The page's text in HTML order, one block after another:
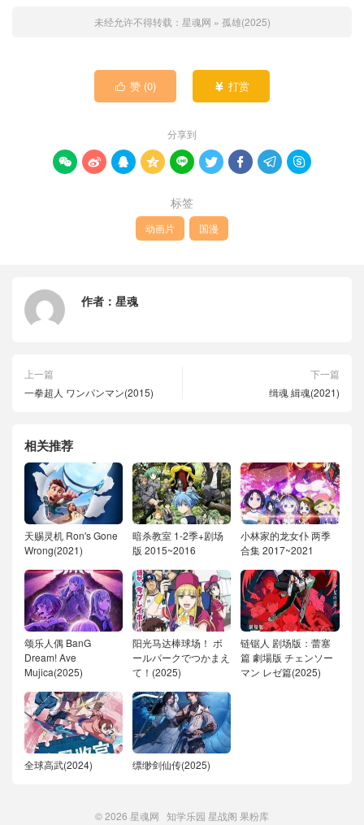
未经允许不得转载： 星魂网 » 孤雄(2025)
 赞 (0)  打赏
分享到
        
标签
动画片 国漫
作者： 星魂
上一篇
一拳超人 ワンパンマン(2015)
下一篇
缉魂 緝魂(2021)
相关推荐
天赐灵机 Ron's Gone
Wrong(2021)
暗杀教室 1-2季+剧场
版 2015~2016
小林家的龙女仆 两季
合集 2017~2021
颂乐人偶 BanG
Dream! Ave
Mujica(2025)
阳光马达棒球场！ ボ
ールパークでつかまえ
て！(2025)
链锯人 剧场版：蕾塞
篇 劇場版 チェンソー
マン レゼ篇(2025)
全球高武(2024) 缥缈剑仙传(2025)
© 2026 星魂网 知学乐园 星战阁 果粉库